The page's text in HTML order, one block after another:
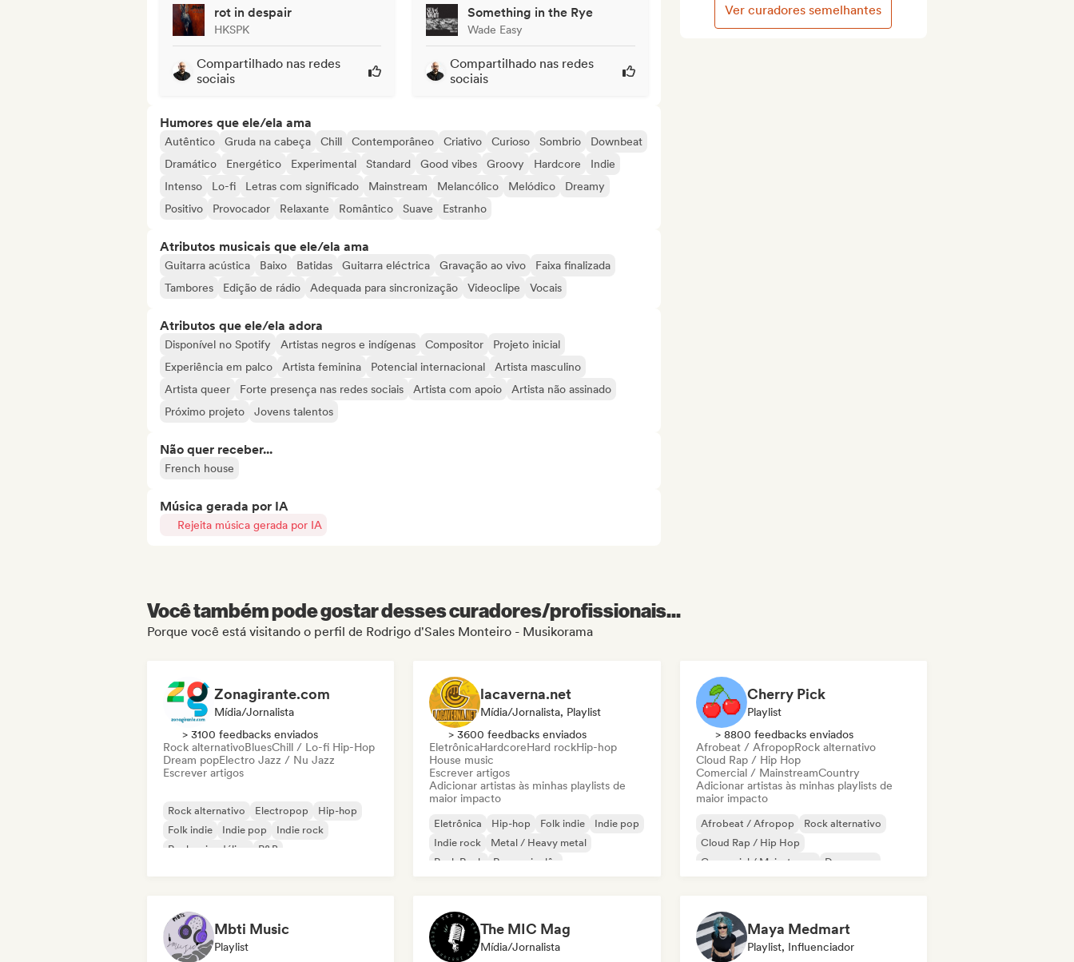
rot in despair
HKSPK
Compartilhado nas redes
sociais
Something in the Rye
Wade Easy
Compartilhado nas redes
sociais
Humores que ele/ela ama
Autêntico Gruda na cabeça Chill Contemporâneo Criativo Curioso Sombrio
Downbeat
Dramático
Energético Experimental Standard Good vibes Groovy Hardcore
Indie
Intenso
Lo-fi Letras com significado Mainstream Melancólico Melódico
Dreamy
Positivo
Provocador Relaxante Romântico Suave Estranho
Atributos musicais que ele/ela ama
Guitarra acústica Baixo Batidas Guitarra eléctrica Gravação ao vivo
Faixa finalizada
Tambores
Edição de rádio Adequada para sincronização Videoclipe Vocais
Atributos que ele/ela adora
Disponível no Spotify Artistas negros e indígenas Compositor
Projeto inicial
Experiência em palco
Artista feminina Potencial internacional
Artista masculino
Artista queer
Forte presença nas redes sociais Artista com apoio
Artista não assinado
Próximo projeto
Jovens talentos
Não quer receber...
French house
Música gerada por IA
Rejeita música gerada por IA
Ver curadores semelhantes
Você também pode gostar desses curadores/profissionais...
Porque você está visitando o perfil de Rodrigo d'Sales Monteiro - Musikorama
Zonagirante.com
Mídia/Jornalista
> 3100 feedbacks enviados
Rock alternativoBluesChill / Lo-fi Hip-Hop
Dream popElectro Jazz / Nu Jazz
Escrever artigos
Rock alternativo Electropop
Hip-hop
Folk indie
Indie pop
Indie rock
Rock psicodélico
R&B
lacaverna.net
Mídia/Jornalista, Playlist
> 3600 feedbacks enviados
EletrônicaHardcoreHard rockHip-hop
House music
Escrever artigos
Adicionar artistas às minhas playlists de
maior impacto
Eletrônica Hip-hop Folk indie
Indie pop
Indie rock
Metal / Heavy metal
Punk Rock
Rap em inglês
Cherry Pick
Playlist
> 8800 feedbacks enviados
Afrobeat / AfropopRock alternativo
Cloud Rap / Hip Hop
Comercial / MainstreamCountry
Adicionar artistas às minhas playlists de
maior impacto
Afrobeat / Afropop
Rock alternativo
Cloud Rap / Hip Hop
Comercial / Mainstream
Dance pop
Mbti Music
Playlist
The MIC Mag
Mídia/Jornalista
Maya Medmart
Playlist, Influenciador